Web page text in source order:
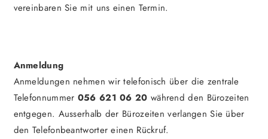
vereinbaren Sie mit uns einen Termin.
Anmeldung
Anmeldungen nehmen wir telefonisch über die zentrale
Telefonnummer 056 621 06 20 während den Bürozeiten
entgegen. Ausserhalb der Bürozeiten verlangen Sie über
den Telefonbeantworter einen Rückruf.